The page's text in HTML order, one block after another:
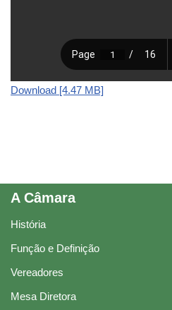
Download [4.47 MB]
A Câmara
História
Função e Definição
Vereadores
Mesa Diretora